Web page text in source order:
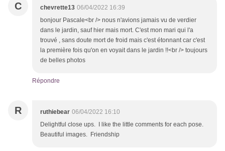
C chevrette13 06/04/2022 16:39
bonjour Pascale<br /> nous n'avions jamais vu de verdier
dans le jardin, sauf hier mais mort. C'est mon mari qui l'a
trouvé , sans doute mort de froid mais c'est étonnant car c'est
la première fois qu'on en voyait dans le jardin !!<br /> toujours
de belles photos
Répondre
R ruthiebear 06/04/2022 16:10
Delightful close ups. I like the little comments for each pose.
Beautiful images. Friendship